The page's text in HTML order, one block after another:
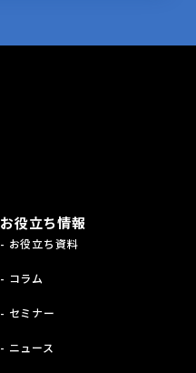
お役立ち情報
- お役立ち資料
- コラム
- セミナー
- ニュース